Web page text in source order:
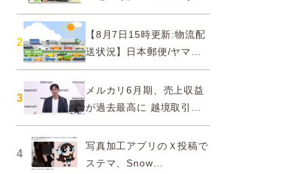
ショップ」などに注意…消
費者庁
2
【8月7日15時更新:物流配
送状況】日本郵便/ヤマト
運輸/佐川急便/西濃運輸/福
山通運
3
メルカリ6月期、売上収益
が過去最高に 越境取引が
急成長
4
写真加工アプリのＸ投稿で
ステマ、Snow